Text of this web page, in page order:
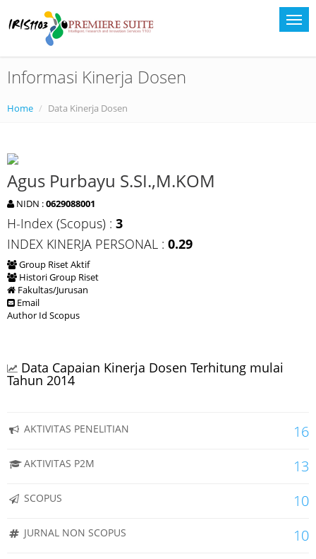
Informasi Kinerja Dosen
Home Data Kinerja Dosen
Agus Purbayu S.SI.,M.KOM
NIDN :0629088001
H-Index (Scopus) : 3
INDEX KINERJA PERSONAL : 0.29
Group Riset Aktif
Histori Group Riset
Fakultas/Jurusan
Email
Author Id Scopus
Data Capaian Kinerja Dosen Terhitung mulai
Tahun 2014
AKTIVITAS PENELITIAN 16
AKTIVITAS P2M 13
SCOPUS 10
JURNAL NON SCOPUS 10